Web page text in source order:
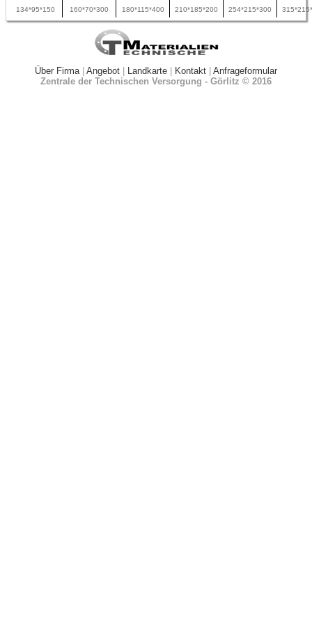
134*95*150 160*70*300 180*115*400 210*185*200 254*215*300
Über Firma| Angebot Landkarte Kontakt
Anfrageformular
Zentrale der Technischen Versorgung - Görlitz © 2016